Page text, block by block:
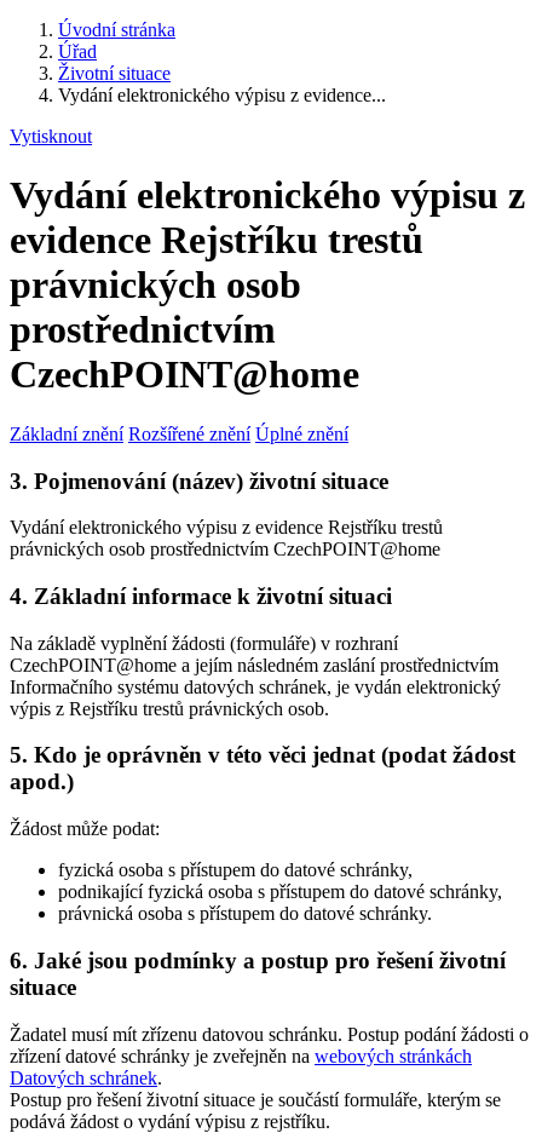
Úvodní stránka
Úřad
Životní situace
Vydání elektronického výpisu z evidence...
Vytisknout
Vydání elektronického výpisu z
evidence Rejstříku trestů
právnických osob
prostřednictvím
CzechPOINT@home
Základní znění Rozšířené znění Úplné znění
3. Pojmenování (název) životní situace
Vydání elektronického výpisu z evidence Rejstříku trestů
právnických osob prostřednictvím CzechPOINT@home
4. Základní informace k životní situaci
Na základě vyplnění žádosti (formuláře) v rozhraní
CzechPOINT@home a jejím následném zaslání prostřednictvím
Informačního systému datových schránek, je vydán elektronický
výpis z Rejstříku trestů právnických osob.
5. Kdo je oprávněn v této věci jednat (podat žádost
apod.)
Žádost může podat:
fyzická osoba s přístupem do datové schránky,
podnikající fyzická osoba s přístupem do datové schránky,
právnická osoba s přístupem do datové schránky.
6. Jaké jsou podmínky a postup pro řešení životní
situace
Žadatel musí mít zřízenu datovou schránku. Postup podání žádosti o
zřízení datové schránky je zveřejněn na webových stránkách
Datových schránek.
Postup pro řešení životní situace je součástí formuláře, kterým se
podává žádost o vydání výpisu z rejstříku.